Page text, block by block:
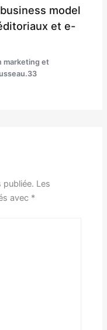
model
et e-
marketing et
publiée. Les
avec *